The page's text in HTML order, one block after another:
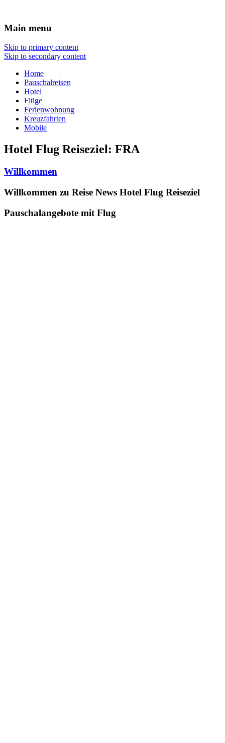
Urlaub
Main menu
Skip to primary content
Skip to secondary content
Home
Pauschalreisen
Hotel
Flüge
Ferienwohnung
Kreuzfahrten
Mobile
Hotel Flug Reiseziel: FRA
Willkommen
Willkommen zu Reise News Hotel Flug Reiseziel
Pauschalangebote mit Flug